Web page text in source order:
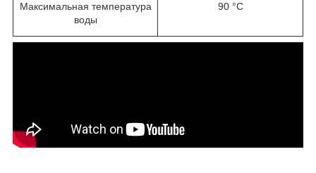
Максимальная температура
воды
90 °С